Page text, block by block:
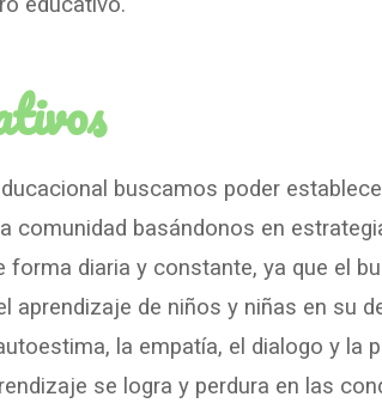
buscamos poder
comunidad basándonos en
forma diaria y constante, ya que el
aprendizaje de niños y niñas en su
la empatía, el dialogo y la
se logra y perdura en las